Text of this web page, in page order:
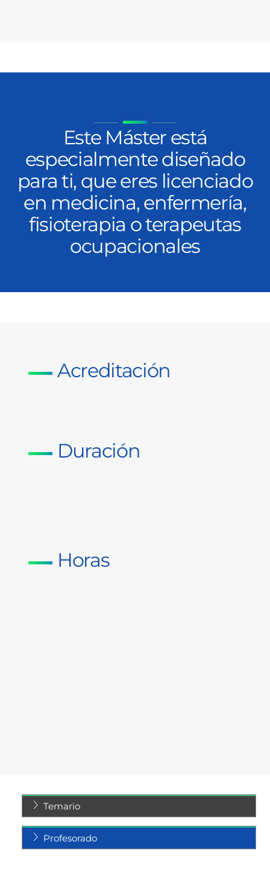
Este Máster está
especialmente diseñado
para ti, que eres licenciado
en medicina, enfermería,
fisioterapia o terapeutas
ocupacionales
Acreditación
Duración
Horas
Temario
Profesorado